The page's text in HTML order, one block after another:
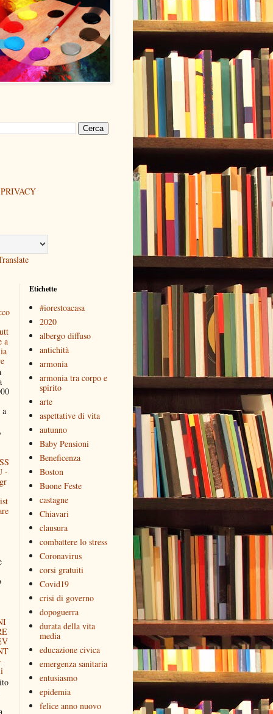
a
a
-
Etichette
#iorestoacasa
2020
albergo diffuso
antichità
armonia
armonia tra corpo e
spirito
arte
aspettative di vita
autunno
Baby Pensioni
Beneficenza
Boston
Buone Feste
castagne
Chiavari
clausura
combattere lo stress
Coronavirus
corsi gratuiti
Covid19
crisi di governo
dopoguerra
durata della vita
media
educazione civica
emergenza sanitaria
entusiasmo
epidemia
felice anno nuovo